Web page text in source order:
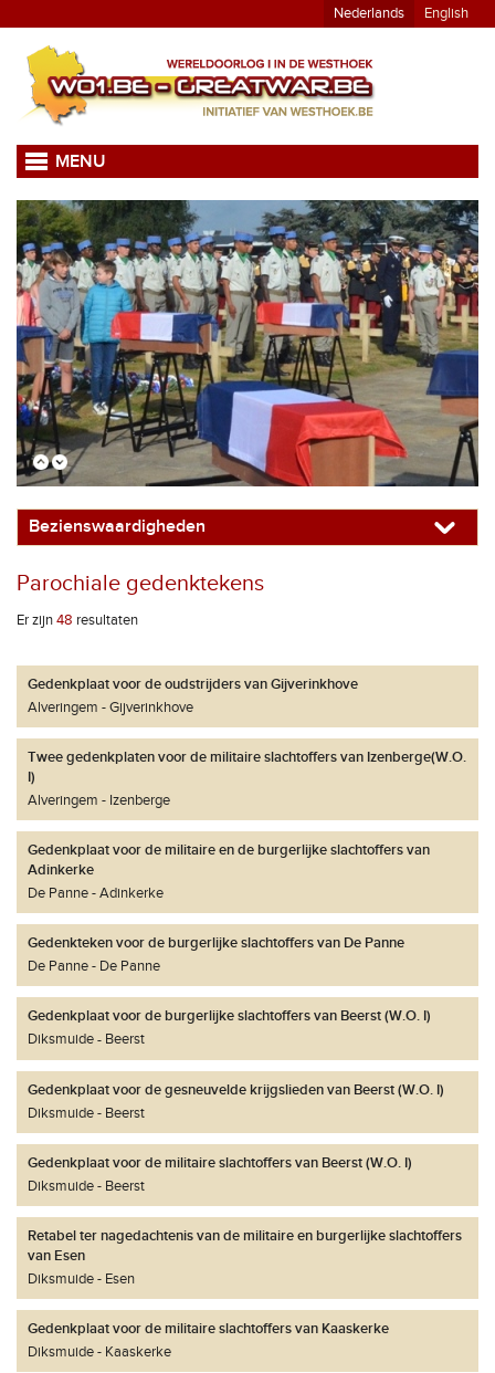
Nederlands English
MENU
Bezienswaardigheden
Parochiale gedenktekens
Er zijn48 resultaten
Gedenkplaat voor de oudstrijders van Gijverinkhove
Alveringem
Gijverinkhove
Twee gedenkplaten voor de militaire slachtoffers van Izenberge(W.O.
I)
Alveringem
Izenberge
Gedenkplaat voor de militaire en de burgerlijke slachtoffers van
Adinkerke
De Panne
Adinkerke
Gedenkteken voor de burgerlijke slachtoffers van De Panne
De Panne
De Panne
Gedenkplaat voor de burgerlijke slachtoffers van Beerst (W.O. I)
Diksmuide
Beerst
Gedenkplaat voor de gesneuvelde krijgslieden van Beerst (W.O. I)
Diksmuide
Beerst
Gedenkplaat voor de militaire slachtoffers van Beerst (W.O. I)
Diksmuide
Beerst
Retabel ter nagedachtenis van de militaire en burgerlijke slachtoffers
van Esen
Diksmuide
Esen
Gedenkplaat voor de militaire slachtoffers van Kaaskerke
Diksmuide
Kaaskerke